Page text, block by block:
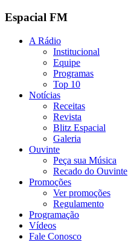
Espacial FM
A Rádio
Institucional
Equipe
Programas
Top 10
Notícias
Receitas
Revista
Blitz Espacial
Galeria
Ouvinte
Peça sua Música
Recado do Ouvinte
Promoções
Ver promoções
Regulamento
Programação
Vídeos
Fale Conosco